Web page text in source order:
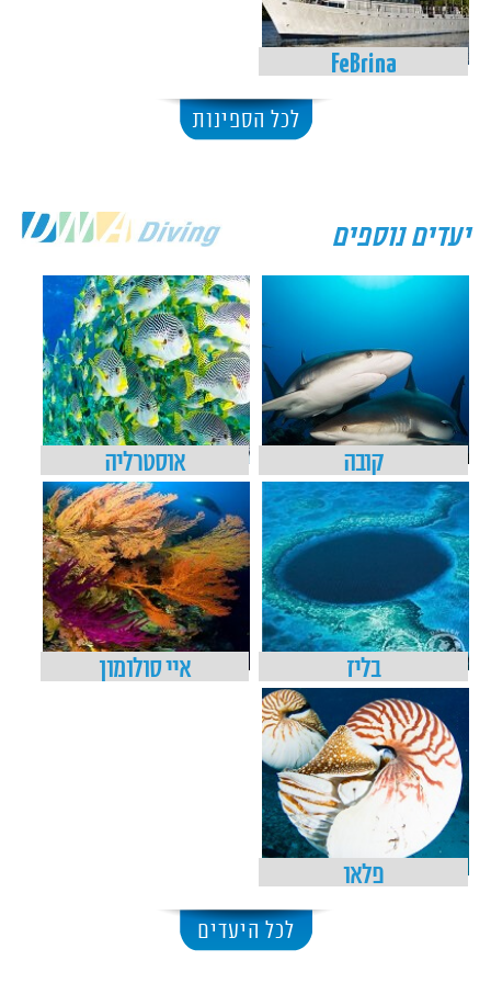
FeBrina
לכל הספינות
יעדים נוספים
קובה אוסטרליה
בליז איי סולומון
פלאו
לכל היעדים